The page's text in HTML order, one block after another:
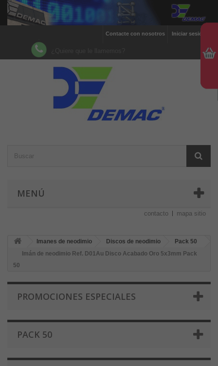
Iniciar sesión
Contacte con nosotros
MENÚ
contacto mapa sitio
Imanes de neodimio Discos de neodimio
Pack 50
Imán de neodimio Ref. D01Au Disco Acabado Oro 5x3mm Pack
50
PROMOCIONES ESPECIALES
PACK 50